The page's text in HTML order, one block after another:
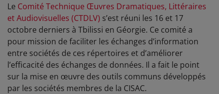
Le Comité Technique Œuvres Dramatiques, Littéraires
et Audiovisuelles (CTDLV) s’est réuni les 16 et 17
octobre derniers à Tbilissi en Géorgie. Ce comité a
pour mission de faciliter les échanges d’information
entre sociétés de ces répertoires et d’améliorer
l’efficacité des échanges de données. Il a fait le point
sur la mise en œuvre des outils communs développés
par les sociétés membres de la CISAC.